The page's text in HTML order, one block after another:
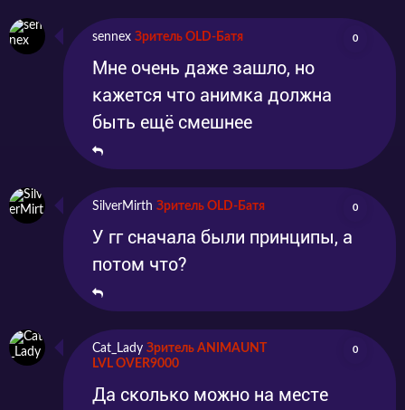
sennex Зритель OLD-Батя 0
Мне очень даже зашло, но
кажется что анимка должна
быть ещё смешнее
SilverMirth Зритель OLD-Батя 0
У гг сначала были принципы, а
потом что?
Cat_Lady Зритель ANIMAUNT
LVL OVER9000
0
Да сколько можно на месте